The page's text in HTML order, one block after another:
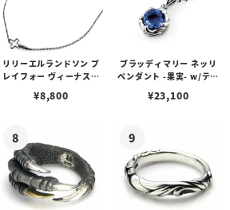
リリーエルランドソン プ
レイフォー ヴィーナスチ
¥8,800
ブラッディマリー ネッリ
ペンダント -果実- w/ティ
¥23,100